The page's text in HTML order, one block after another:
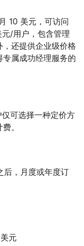
10 美元，可访问
/用户，包含管理
还提供企业级价格
属成功经理服务的
可选择一种定价方
。
后，月度或年度订
元